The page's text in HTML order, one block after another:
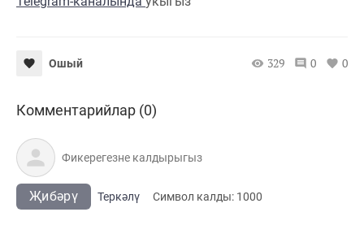
Ошый 329 0 0
Комментарийлар (0)
Җибәрү Теркәлү Cимвол калды: 1000